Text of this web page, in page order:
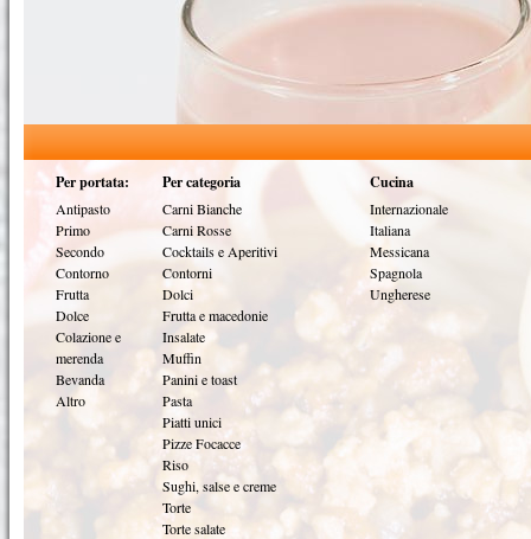
Per portata: Per categoria Cucina
Antipasto
Primo
Secondo
Contorno
Frutta
Dolce
Colazione e
merenda
Bevanda
Altro
Carni Bianche
Carni Rosse
Cocktails e Aperitivi
Contorni
Dolci
Frutta e macedonie
Insalate
Muffin
Panini e toast
Pasta
Piatti unici
Pizze Focacce
Riso
Sughi, salse e creme
Torte
Torte salate
Internazionale
Italiana
Messicana
Spagnola
Ungherese